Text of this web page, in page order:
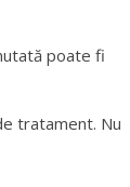
poate fi
tratament. Nu